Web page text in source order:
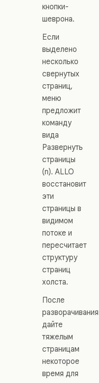
кнопки-
шеврона.
Если
выделено
несколько
свернутых
страниц,
меню
предложит
команду
вида
Развернуть
страницы
(n). ALLO
восстановит
эти
страницы в
видимом
потоке и
пересчитает
структуру
страниц
холста.
После
разворачивания
дайте
тяжелым
страницам
некоторое
время для